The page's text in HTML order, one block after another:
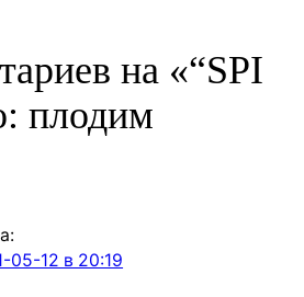
на «“SPI
плодим
:
05-12 в 20:19